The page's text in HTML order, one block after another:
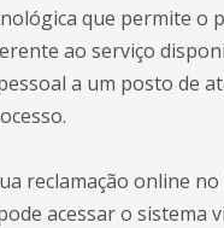
que permite o
ao serviço
a um posto de
reclamação online no
acessar o sistema